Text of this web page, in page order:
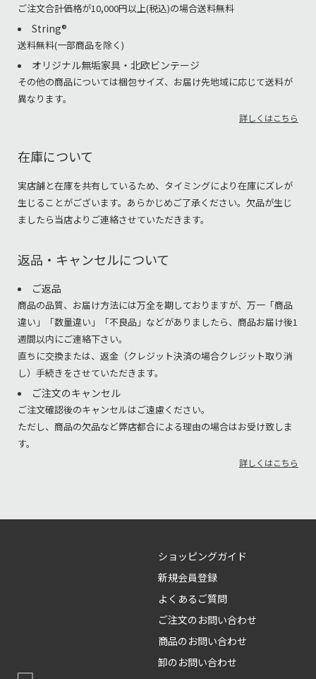
ご注文合計価格が10,000円以上(税込)の場合送料無料
String®︎
送料無料(一部商品を除く)
オリジナル無垢家具・北欧ビンテージ
その他の商品については梱包サイズ、お届け先地域に応じて送料が
異なります。
詳しくはこちら
在庫について
実店舗と在庫を共有しているため、タイミングにより在庫にズレが
生じることがございます。あらかじめご了承ください。欠品が生じ
ましたら当店よりご連絡させていただきます。
返品・キャンセルについて
ご返品
商品の品質、お届け方法には万全を期しておりますが、万一「商品
違い」「数量違い」「不良品」などがありましたら、商品お届け後1
週間以内にご連絡下さい。
直ちに交換または、返金（クレジット決済の場合クレジット取り消
し）手続きをさせていただきます。
ご注文のキャンセル
ご注文確認後のキャンセルはご遠慮ください。
ただし、商品の欠品など弊店都合による理由の場合はお受け致しま
す。
詳しくはこちら
ショッピングガイド
新規会員登録
よくあるご質問
ご注文のお問い合わせ
商品のお問い合わせ
卸のお問い合わせ